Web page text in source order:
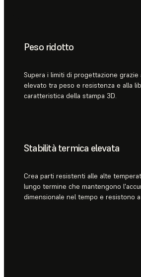
Peso ridotto
Supera i limiti di progettazione grazie
elevato tra peso e resistenza e alla
caratteristica della stampa 3D.
Stabilità termica elevata
Crea parti resistenti alle alte
lungo termine che mantengono
dimensionale nel tempo e resistono